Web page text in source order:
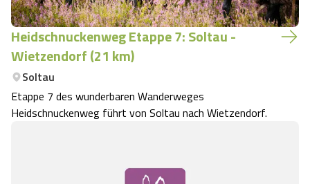
Heidschnuckenweg Etappe 7: Soltau -
Wietzendorf (21 km)
Soltau
Etappe 7 des wunderbaren Wanderweges
Heidschnuckenweg führt von Soltau nach Wietzendorf.